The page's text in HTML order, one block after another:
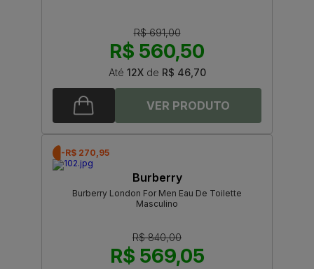
R$ 691,00
R$ 560,50
Até 12Xde R$ 46,70
-R$ 270,95
Burberry
Burberry London For Men Eau De Toilette
Masculino
R$ 840,00
R$ 569,05